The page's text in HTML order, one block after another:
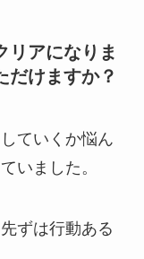
リアになりま
だけますか？
ていくか悩ん
いました。
ずは行動ある